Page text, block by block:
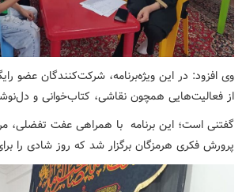
وی افزود: در این ویژه‌برنامه، شرکت‌کنندگان عضو
از فعالیت‌هایی همچون نقاشی، کتاب‌خوانی و
گفتنی است؛ این برنامه با همراهی عفت تفضلی،
پرورش فکری هرمزگان برگزار شد که روز شادی را